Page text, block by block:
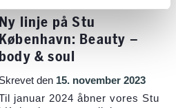
Ny linje på Stu
København: Beauty –
body & soul
Skrevet den 15. november 2023
januar 2024 åbner vores Stu